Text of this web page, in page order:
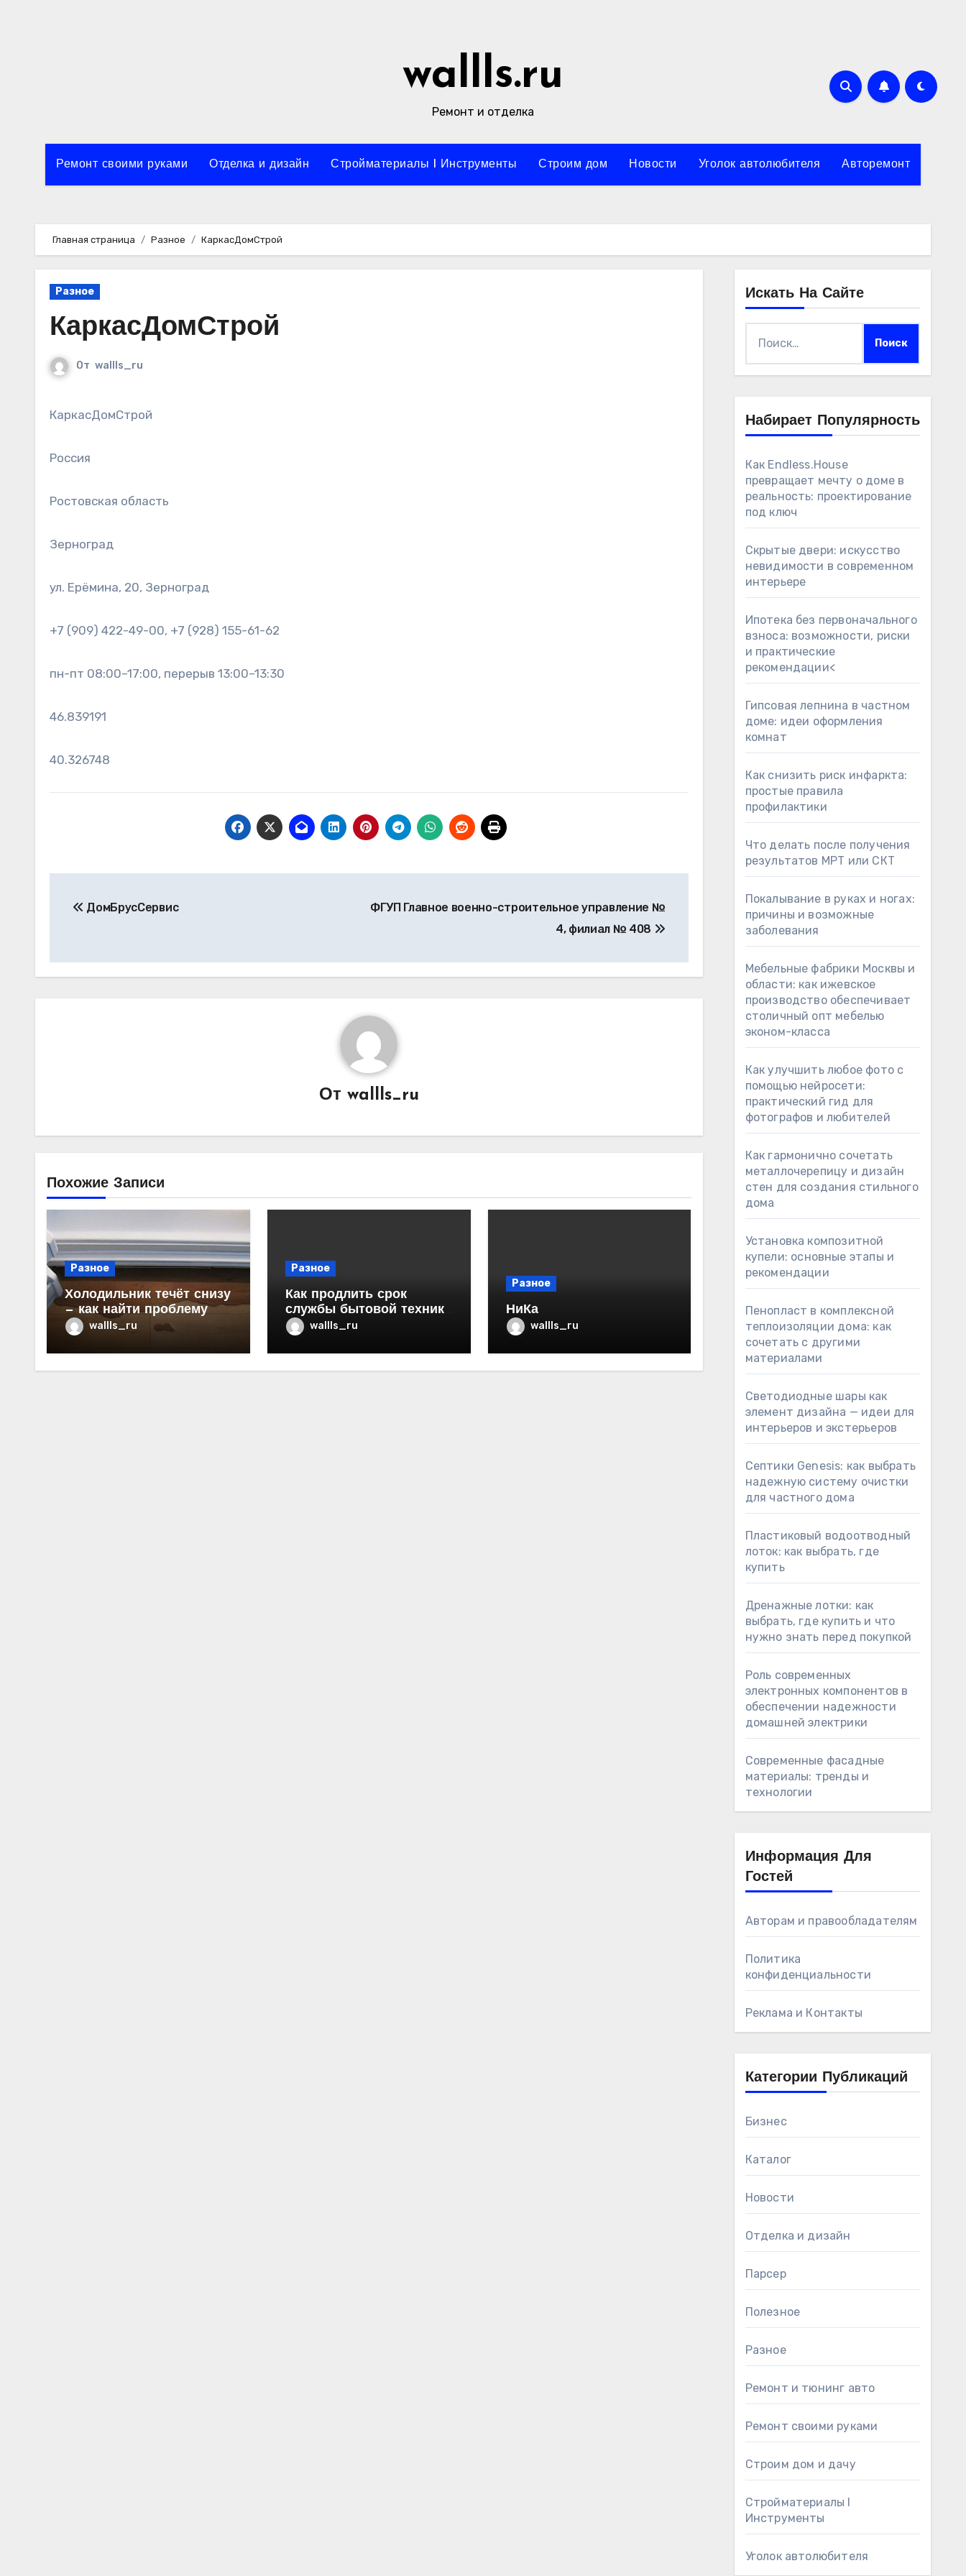
wallls.ru
Ремонт и отделка
Ремонт своими руками Отделка и дизайн Стройматериалы l Инструменты Строим дом Новости Уголок автолюбителя Авторемонт
Главная страница Разное КаркасДомСтрой
Разное
КаркасДомСтрой
От wallls_ru
КаркасДомСтрой
Россия
Ростовская область
Зерноград
ул. Ерёмина, 20, Зерноград
+7 (909) 422-49-00, +7 (928) 155-61-62
пн-пт 08:00–17:00, перерыв 13:00–13:30
46.839191
40.326748
по
ДомБрусСервис
ФГУП Главное военно-строительное управление №
4, филиал № 408
От wallls_ru
Похожие Записи
Разное
Холодильник течёт снизу
— как найти проблему
wallls_ru
Разное
Как продлить срок
службы бытовой техники
в квартире
wallls_ru
Разное
НиКа
wallls_ru
Искать На Сайте
Набирает Популярность
Как Endless.House
превращает мечту о доме в
реальность: проектирование
под ключ
Скрытые двери: искусство
невидимости в современном
интерьере
Ипотека без первоначального
взноса: возможности, риски
и практические
рекомендации<
Гипсовая лепнина в частном
доме: идеи оформления
комнат
Как снизить риск инфаркта:
простые правила
профилактики
Что делать после получения
результатов МРТ или СКТ
Покалывание в руках и ногах:
причины и возможные
заболевания
Мебельные фабрики Москвы и
области: как ижевское
производство обеспечивает
столичный опт мебелью
эконом-класса
Как улучшить любое фото с
помощью нейросети:
практический гид для
фотографов и любителей
Как гармонично сочетать
металлочерепицу и дизайн
стен для создания стильного
дома
Установка композитной
купели: основные этапы и
рекомендации
Пенопласт в комплексной
теплоизоляции дома: как
сочетать с другими
материалами
Светодиодные шары как
элемент дизайна — идеи для
интерьеров и экстерьеров
Септики Genesis: как выбрать
надежную систему очистки
для частного дома
Пластиковый водоотводный
лоток: как выбрать, где
купить
Дренажные лотки: как
выбрать, где купить и что
нужно знать перед покупкой
Роль современных
электронных компонентов в
обеспечении надежности
домашней электрики
Современные фасадные
материалы: тренды и
технологии
Информация Для
Гостей
Авторам и правообладателям
Политика
конфиденциальности
Реклама и Контакты
Категории Публикаций
Бизнес
Каталог
Новости
Отделка и дизайн
Парсер
Полезное
Разное
Ремонт и тюнинг авто
Ремонт своими руками
Строим дом и дачу
Стройматериалы l
Инструменты
Уголок автолюбителя